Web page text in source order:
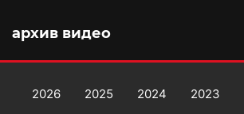
архив видео
2026 2025 2024 2023